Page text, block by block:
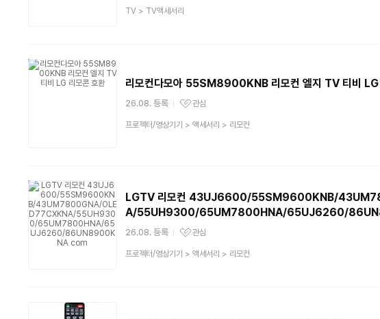
상
TV> TV액세서리
리모컨다모아 55SM8900KNB 리모컨 엘지 TV 티비 LG
26.08. 등록
관심상품
관심
상
프로젝터/영상기기 > 액세서리 > 리모컨
LGTV 리모컨 43UJ6600/55SM9600KNB/
A/55UH9300/65UM7800HNA/65UJ6260/
26.08. 등록
관심상품
관심
상
프로젝터/영상기기 > 액세서리 > 리모컨